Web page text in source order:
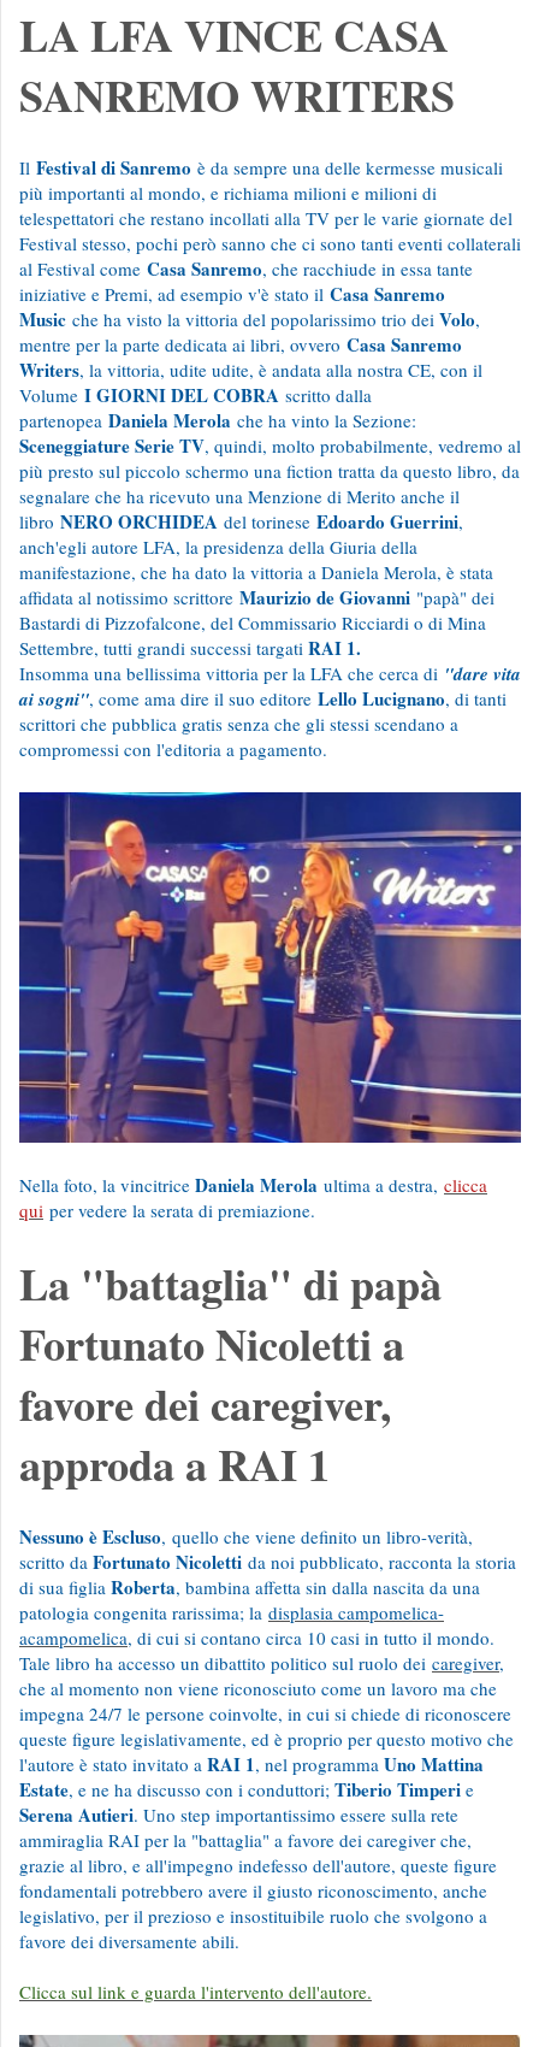
LA LFA VINCE CASA
SANREMO WRITERS
Il Festival di Sanremo è da sempre una delle kermesse musicali
più importanti al mondo, e richiama milioni e milioni di
telespettatori che restano incollati alla TV per le varie giornate del
Festival stesso, pochi però sanno che ci sono tanti eventi collaterali
al Festival come Casa Sanremo, che racchiude in essa tante
iniziative e Premi, ad esempio v'è stato il Casa Sanremo
Music che ha visto la vittoria del popolarissimo trio dei Volo,
mentre per la parte dedicata ai libri, ovvero Casa Sanremo
Writers, la vittoria, udite udite, è andata alla nostra CE, con il
Volume I GIORNI DEL COBRA scritto dalla
partenopea Daniela Merola che ha vinto la Sezione:
Sceneggiature Serie TV, quindi, molto probabilmente, vedremo al
più presto sul piccolo schermo una fiction tratta da questo libro, da
segnalare che ha ricevuto una Menzione di Merito anche il
libro NERO ORCHIDEA del torinese Edoardo Guerrini,
anch'egli autore LFA, la presidenza della Giuria della
manifestazione, che ha dato la vittoria a Daniela Merola, è stata
affidata al notissimo scrittore Maurizio de Giovanni "papà" dei
Bastardi di Pizzofalcone, del Commissario Ricciardi o di Mina
Settembre, tutti grandi successi targati RAI 1.
Insomma una bellissima vittoria per la LFA che cerca di "dare vita
ai sogni", come ama dire il suo editore Lello Lucignano, di tanti
scrittori che pubblica gratis senza che gli stessi scendano a
compromessi con l'editoria a pagamento.
Nella foto, la vincitrice Daniela Merola ultima a destra, clicca
qui per vedere la serata di premiazione.
La "battaglia" di papà
Fortunato Nicoletti a
favore dei caregiver,
approda a RAI 1
Nessuno è Escluso, quello che viene definito un libro-verità,
scritto da Fortunato Nicoletti da noi pubblicato, racconta la storia
di sua figlia Roberta, bambina affetta sin dalla nascita da una
patologia congenita rarissima; la displasia campomelica-
acampomelica, di cui si contano circa 10 casi in tutto il mondo.
Tale libro ha accesso un dibattito politico sul ruolo dei caregiver,
che al momento non viene riconosciuto come un lavoro ma che
impegna 24/7 le persone coinvolte, in cui si chiede di riconoscere
queste figure legislativamente, ed è proprio per questo motivo che
l'autore è stato invitato a RAI 1, nel programma Uno Mattina
Estate, e ne ha discusso con i conduttori; Tiberio Timperi e
Serena Autieri. Uno step importantissimo essere sulla rete
ammiraglia RAI per la "battaglia" a favore dei caregiver che,
grazie al libro, e all'impegno indefesso dell'autore, queste figure
fondamentali potrebbero avere il giusto riconoscimento, anche
legislativo, per il prezioso e insostituibile ruolo che svolgono a
favore dei diversamente abili.
Clicca sul link e guarda l'intervento dell'autore.